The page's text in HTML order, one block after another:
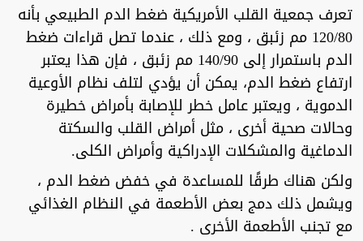
تعرف جمعية القلب الأمريكية ضغط الدم الطبيعي بأنه
120/80 مم زئبق ، ومع ذلك ، عندما تصل قراءات ضغط
الدم باستمرار إلى 140/90 مم زئبق ، فإن هذا يعتبر
ارتفاع ضغط الدم، يمكن أن يؤدي لتلف نظام الأوعية
الدموية ، ويعتبر عامل خطر للإصابة بأمراض خطيرة
وحالات صحية أخرى ، مثل أمراض القلب والسكتة
الدماغية والمشكلات الإدراكية وأمراض الكلى.
ولكن هناك طرقًا للمساعدة في خفض ضغط الدم ،
ويشمل ذلك دمج بعض الأطعمة في النظام الغذائي
مع تجنب الأطعمة الأخرى .